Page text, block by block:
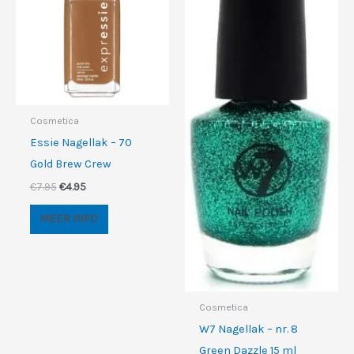
Cosmetica
Essie Nagellak – 70
Gold Brew Crew
€7.95 Oorspronkelijke
was:
€4.95Huidige
is:
MEER INFO
Cosmetica
W7 Nagellak – nr. 8
Green Dazzle 15 ml